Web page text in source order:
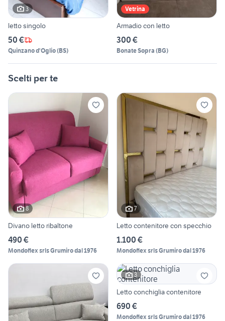
3
letto singolo
50 €
Quinzano d'Oglio(BS)
Vetrina
Armadio con letto
300 €
Bonate Sopra (BG)
Scelti per te
8
Divano letto ribaltone
490 €
Mondoflex srls Grumiro dal 1976
7
Letto contenitore con specchio
1.100 €
Mondoflex srls Grumiro dal 1976
3
Letto conchiglia contenitore
690 €
Mondoflex srls Grumiro dal 1976